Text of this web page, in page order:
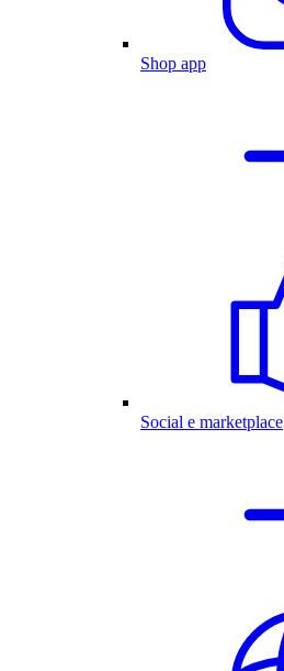
Shop app
Social e marketplace